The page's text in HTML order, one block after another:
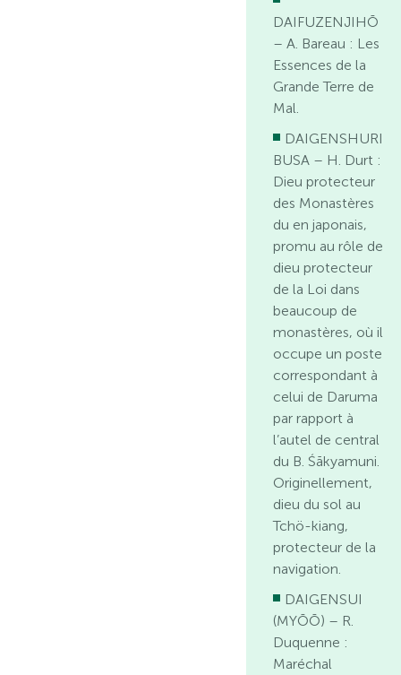
DAIFUZENJIHŌ
– A. Bareau : Les
Essences de la
Grande Terre de
Mal.
DAIGENSHURI
BUSA – H. Durt :
Dieu protecteur
des Monastères
du en japonais,
promu au rôle de
dieu protecteur
de la Loi dans
beaucoup de
monastères, où il
occupe un poste
correspondant à
celui de Daruma
par rapport à
l’autel de central
du B. Śākyamuni.
Originellement,
dieu du sol au
Tchö-kiang,
protecteur de la
navigation.
DAIGENSUI
(MYŌŌ) – R.
Duquenne :
Maréchal